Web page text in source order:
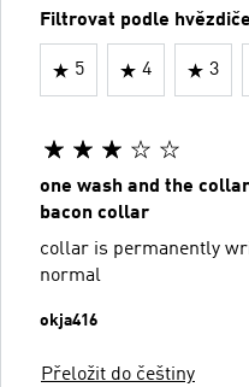
Filtrovat podle
5 4 3
one wash and the
bacon collar
collar is permanently
normal
okja416
Přeložit do češtiny